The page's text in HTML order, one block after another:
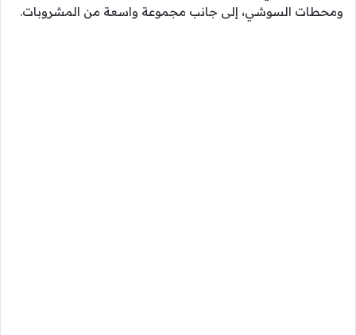
ومحطات السوشي، إلى جانب مجموعة واسعة من المشروبات.